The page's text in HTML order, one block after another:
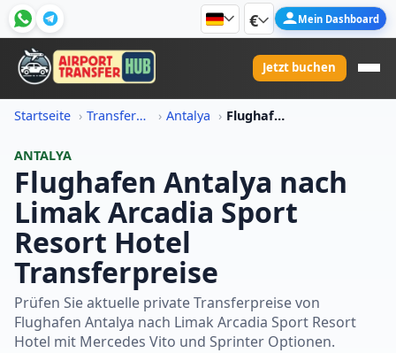
€ Mein Dashboard
Jetzt buchen
Startseite Transferpreis-Informationen Antalya Flughafen Antalya Nach Limak Arcadia Sport Resort Hotel Transferpreis
ANTALYA
Flughafen Antalya nach
Limak Arcadia Sport
Resort Hotel
Transferpreise
Prüfen Sie aktuelle private Transferpreise von
Flughafen Antalya nach Limak Arcadia Sport Resort
Hotel mit Mercedes Vito und Sprinter Optionen.